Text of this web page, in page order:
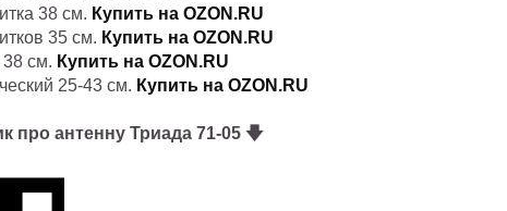
38 см. Купить на OZON.RU
35 см. Купить на OZON.RU
см. Купить на OZON.RU
25-43 см. Купить на OZON.RU
про антенну Триада 71-05 🡇